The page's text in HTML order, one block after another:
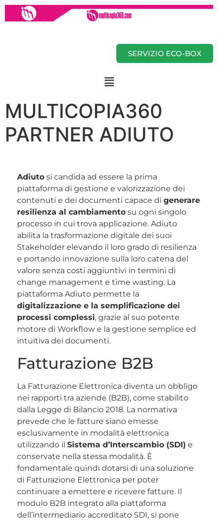
SERVIZIO ECO-BOX
MULTICOPIA360
PARTNER ADIUTO
Adiuto si candida ad essere la prima
piattaforma di gestione e valorizzazione dei
contenuti e dei documenti capace di generare
resilienza al cambiamento su ogni singolo
processo in cui trova applicazione. Adiuto
abilita la trasformazione digitale dei suoi
Stakeholder elevando il loro grado di resilienza
e portando innovazione sulla loro catena del
valore senza costi aggiuntivi in termini di
change management e time wasting. La
piattaforma Adiuto permette la
digitalizzazione e la semplificazione dei
processi complessi, grazie al suo potente
motore di Workflow e la gestione semplice ed
intuitiva dei documenti.
Fatturazione B2B
La Fatturazione Elettronica diventa un obbligo
nei rapporti tra aziende (B2B), come stabilito
dalla Legge di Bilancio 2018. La normativa
prevede che le fatture siano emesse
esclusivamente in modalità elettronica
utilizzando il Sistema d’Interscambio (SDI) e
conservate nella stessa modalità. È
fondamentale quindi dotarsi di una soluzione
di Fatturazione Elettronica per poter
continuare a emettere e ricevere fatture. Il
modulo B2B integrato alla piattaforma
dell’intermediario accreditato SDI, si pone